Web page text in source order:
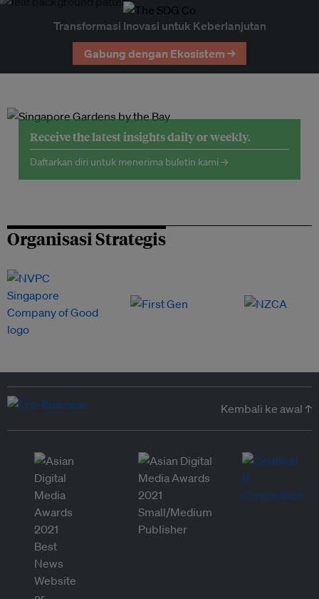
Transformasi Inovasi untuk Keberlanjutan
Gabung dengan Ekosistem →
Receive the latest insights daily or weekly.
Daftarkan diri untuk menerima buletin kami →
Organisasi Strategis
Kembali ke awal ↑